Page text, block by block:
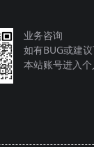
业务咨询
如有BUG或建
本站账号进入